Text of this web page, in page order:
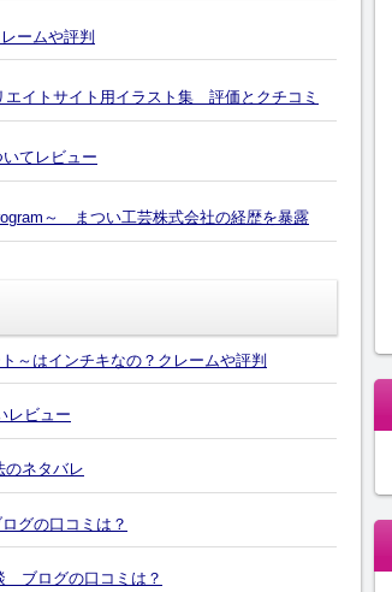
ームや評判
イトサイト用イラスト集 評価とクチコミ
てレビュー
～ まつい工芸株式会社の経歴を暴露
～はインチキなの？クレームや評判
レビュー
ネタバレ
グの口コミは？
ブログの口コミは？